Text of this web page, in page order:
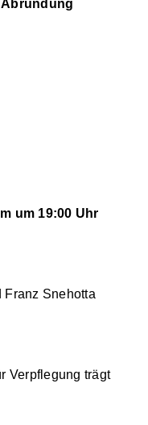
um 19:00 Uhr
Franz Snehotta
Verpflegung trägt